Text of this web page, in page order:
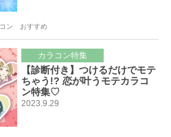
ン おすすめ
カラコン特集
【診断付き】つけるだけでモテ
ちゃう!? 恋が叶うモテカラコ
ン特集♡
2023.9.29